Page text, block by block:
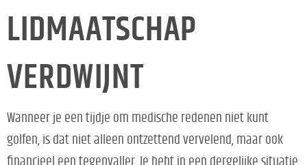
LIDMAATSCHAP
VERDWIJNT
Wanneer je een tijdje om medische redenen niet kunt
golfen, is dat niet alleen ontzettend vervelend, maar ook
financieel een tegenvaller. Je hebt in een dergelijke situatie